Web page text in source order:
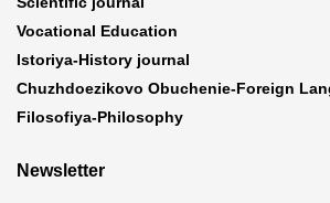
Vocational Education
Istoriya-History journal
Chuzhdoezikovo Obuchenie-Foreign
Filosofiya-Philosophy
Newsletter